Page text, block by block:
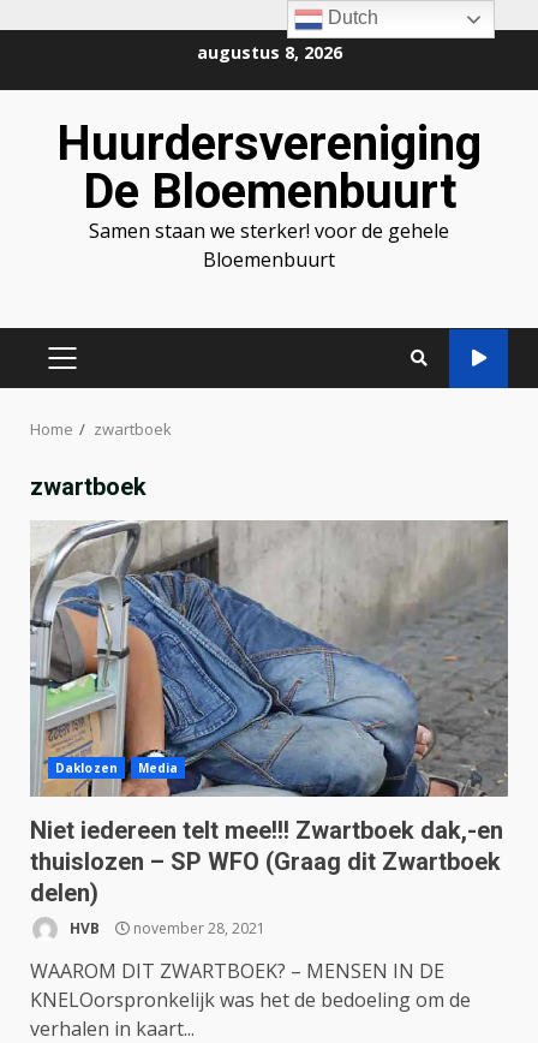
inhoud
augustus 8, 2026
Huurdersvereniging
De Bloemenbuurt
Samen staan we sterker! voor de gehele
Bloemenbuurt
PRIMAIR
Home zwartboek
zwartboek
Daklozen Media
Niet iedereen telt mee!!! Zwartboek dak,-en
thuislozen – SP WFO (Graag dit Zwartboek
delen)
HVB november 28, 2021
WAAROM DIT ZWARTBOEK? – MENSEN IN DE
KNELOorspronkelijk was het de bedoeling om de
verhalen in kaart...
Dutch